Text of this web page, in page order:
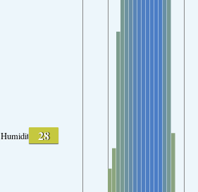
Humidité 28